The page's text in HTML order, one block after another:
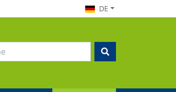
DE